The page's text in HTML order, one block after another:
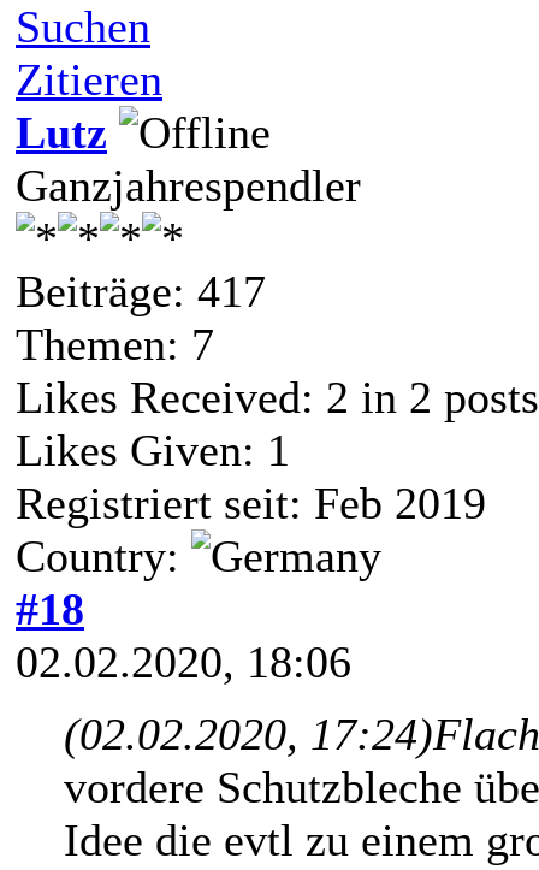
Suchen
Zitieren
Lutz
Ganzjahrespendler
Beiträge: 417
Themen: 7
Likes Received: 2 in 2 posts
Likes Given: 1
Registriert seit: Feb 2019
Country:
#18
02.02.2020, 18:06
(02.02.2020, 17:24)
vordere Schutzbleche
Idee die evtl zu einem